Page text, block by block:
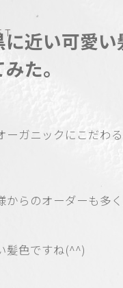
に近い可愛
た。
ーガニックにこだわ
からのオーダーも多
髪色ですね(^^)